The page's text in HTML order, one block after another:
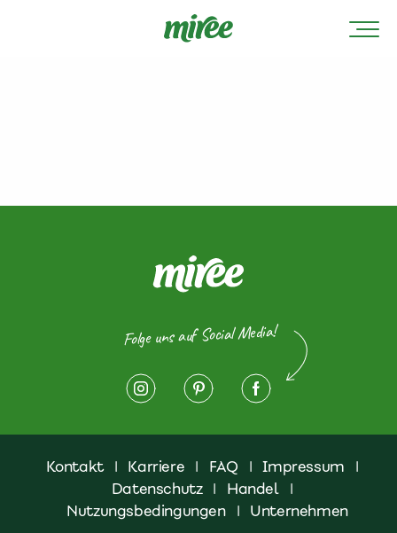
Folge uns auf Social Media!
Kontakt | Karriere | FAQ | Impressum
|
Datenschutz | Handel
|
Nutzungsbedingungen
| Unternehmen